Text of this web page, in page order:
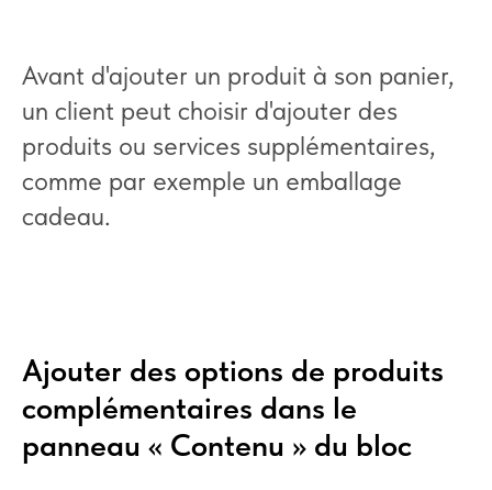
Avant d'ajouter un produit à son panier,
un client peut choisir d'ajouter des
produits ou services supplémentaires,
comme par exemple un emballage
cadeau.
Ajouter des options de produits
complémentaires dans le
panneau « Contenu » du bloc